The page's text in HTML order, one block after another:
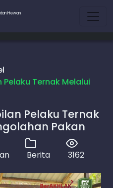
Hewan
Ternak Melalui
Pelaku Ternak
Pakan
Berita 3162